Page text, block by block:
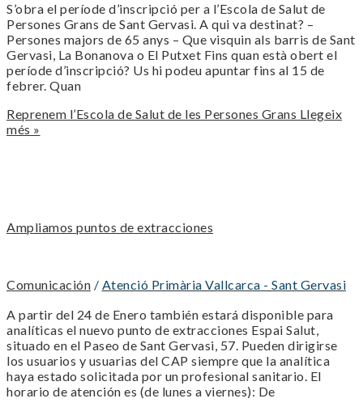
S’obra el període d’inscripció per a l’Escola de Salut de
Persones Grans de Sant Gervasi. A qui va destinat? –
Persones majors de 65 anys – Que visquin als barris de Sant
Gervasi, La Bonanova o El Putxet Fins quan està obert el
període d’inscripció? Us hi podeu apuntar fins al 15 de
febrer. Quan
Reprenem l’Escola de Salut de les Persones Grans Llegeix
més »
Ampliamos puntos de extracciones
Comunicación / Atenció Primària Vallcarca - Sant Gervasi
A partir del 24 de Enero también estará disponible para
analíticas el nuevo punto de extracciones Espai Salut,
situado en el Paseo de Sant Gervasi, 57. Pueden dirigirse
los usuarios y usuarias del CAP siempre que la analítica
haya estado solicitada por un profesional sanitario. El
horario de atención es (de lunes a viernes): De